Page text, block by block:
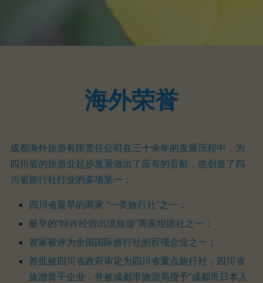
海外荣誉
成都海外旅游有限责任公司在三十余年的发展历程中，为
四川省的旅游业起步发展做出了应有的贡献，也创造了四
川省旅行社行业的多项第一：
四川省最早的两家 “一类旅行社”之一；
最早的“特许经营出境旅游”两家组团社之一；
首家被评为全国国际旅行社的百强企业之一；
首批被四川省政府审定为四川省重点旅行社，四川省
旅游骨干企业，并被成都市旅游局授予“成都市日本入